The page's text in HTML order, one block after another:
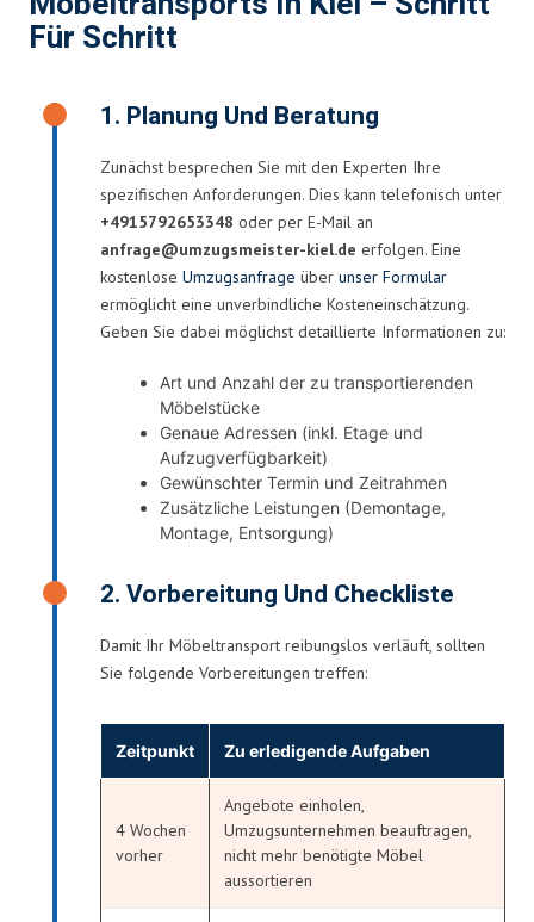
Für Schritt
1. Planung Und Beratung
Zunächst besprechen Sie mit den Experten Ihre
spezifischen Anforderungen. Dies kann telefonisch unter
+4915792653348 oder per E-Mail an
anfrage@umzugsmeister-kiel.de erfolgen. Eine
kostenlose Umzugsanfrage über unser Formular
ermöglicht eine unverbindliche Kosteneinschätzung.
Geben Sie dabei möglichst detaillierte Informationen zu:
Art und Anzahl der zu transportierenden
Möbelstücke
Genaue Adressen (inkl. Etage und
Aufzugverfügbarkeit)
Gewünschter Termin und Zeitrahmen
Zusätzliche Leistungen (Demontage,
Montage, Entsorgung)
2. Vorbereitung Und Checkliste
Damit Ihr Möbeltransport reibungslos verläuft, sollten
Sie folgende Vorbereitungen treffen:
Zeitpunkt Zu erledigende Aufgaben
4 Wochen
vorher
Angebote einholen,
Umzugsunternehmen beauftragen,
nicht mehr benötigte Möbel
aussortieren